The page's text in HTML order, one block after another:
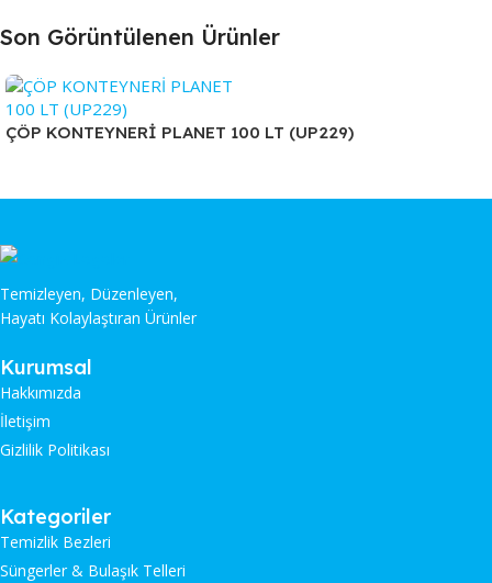
Son Görüntülenen Ürünler
ÇÖP KONTEYNERİ PLANET 100 LT (UP229)
Temizleyen, Düzenleyen,
Hayatı Kolaylaştıran Ürünler
Kurumsal
Hakkımızda
İletişim
Gizlilik Politikası
Kategoriler
Temizlik Bezleri
Süngerler & Bulaşık Telleri